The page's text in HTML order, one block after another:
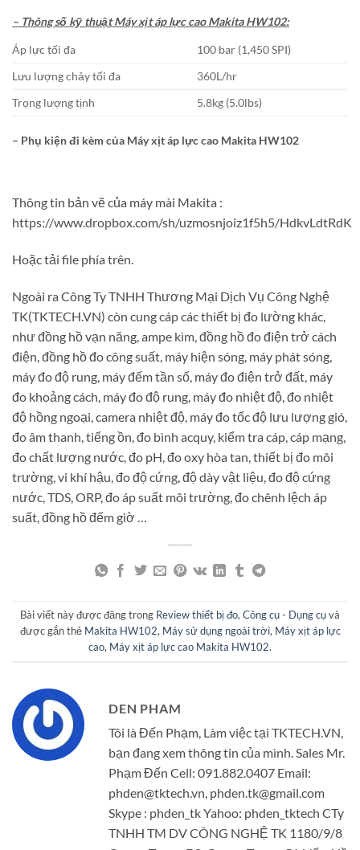
– Thông số kỹ thuật Máy xịt áp lực cao Makita HW102:
Áp lực tối đa
100 bar (1,450 SPI)
Lưu lượng chảy tối đa
360L/hr
Trọng lượng tịnh
5.8kg (5.0lbs)
– Phụ kiện đi kèm của Máy xịt áp lực cao Makita HW102
Thông tin bản vẽ của máy mài Makita :
https://www.dropbox.com/sh/uzmosnjoiz1f5h5/HdkvLdtRdK
Hoặc tải file phía trên.
Ngoài ra Công Ty TNHH Thương Mại Dịch Vụ Công Nghệ
TK(TKTECH.VN) còn cung cáp các thiết bị đo lường khác,
như đồng hồ vạn năng, ampe kìm, đồng hồ đo điện trở cách
điện, đồng hồ đo công suất, máy hiện sóng, máy phát sóng,
máy đo độ rung, máy đếm tần số, máy đo điện trở đất, máy
đo khoảng cách, máy đo độ rung, máy đo nhiệt độ, đo nhiệt
độ hồng ngoại, camera nhiệt độ, máy đo tốc độ lưu lượng gió,
đo âm thanh, tiếng ồn, đo bình acquy, kiểm tra cáp, cáp mạng,
đo chất lượng nước, đo pH, đo oxy hòa tan, thiết bị đo môi
trường, vi khí hậu, đo độ cứng, độ dày vật liệu, đo độ cứng
nước, TDS, ORP, đo áp suất môi trường, đo chênh lệch áp
suất, đồng hồ đếm giờ …
Bài viết này được đăng trong Review thiết bị đo, Công cụ - Dụng cụvà
được gắn thẻ Makita HW102, Máy sử dụng ngoài trời, Máy xịt áp lực
cao, Máy xịt áp lực cao Makita HW102.
DEN PHAM
Tôi là Đến Phạm, Làm việc tại TKTECH.VN,
bạn đang xem thông tin của mình. Sales Mr.
Phạm Đến Cell: 091.882.0407 Email:
phden@tktech.vn, phden.tk@gmail.com
Skype : phden_tk Yahoo: phden_tktech CTy
TNHH TM DV CÔNG NGHỆ TK 1180/9/8